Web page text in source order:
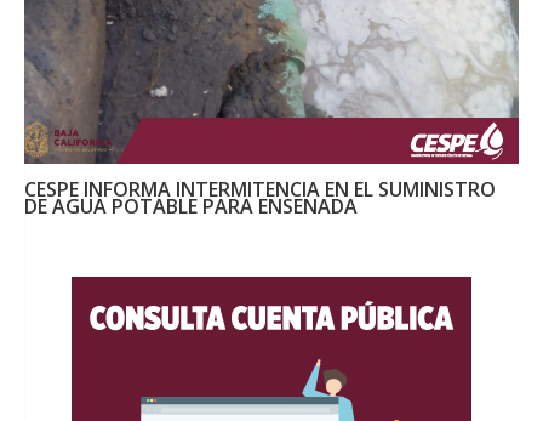
CESPE INFORMA INTERMITENCIA EN EL SUMINISTRO
DE AGUA POTABLE PARA ENSENADA